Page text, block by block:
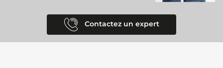
Contactez un expert